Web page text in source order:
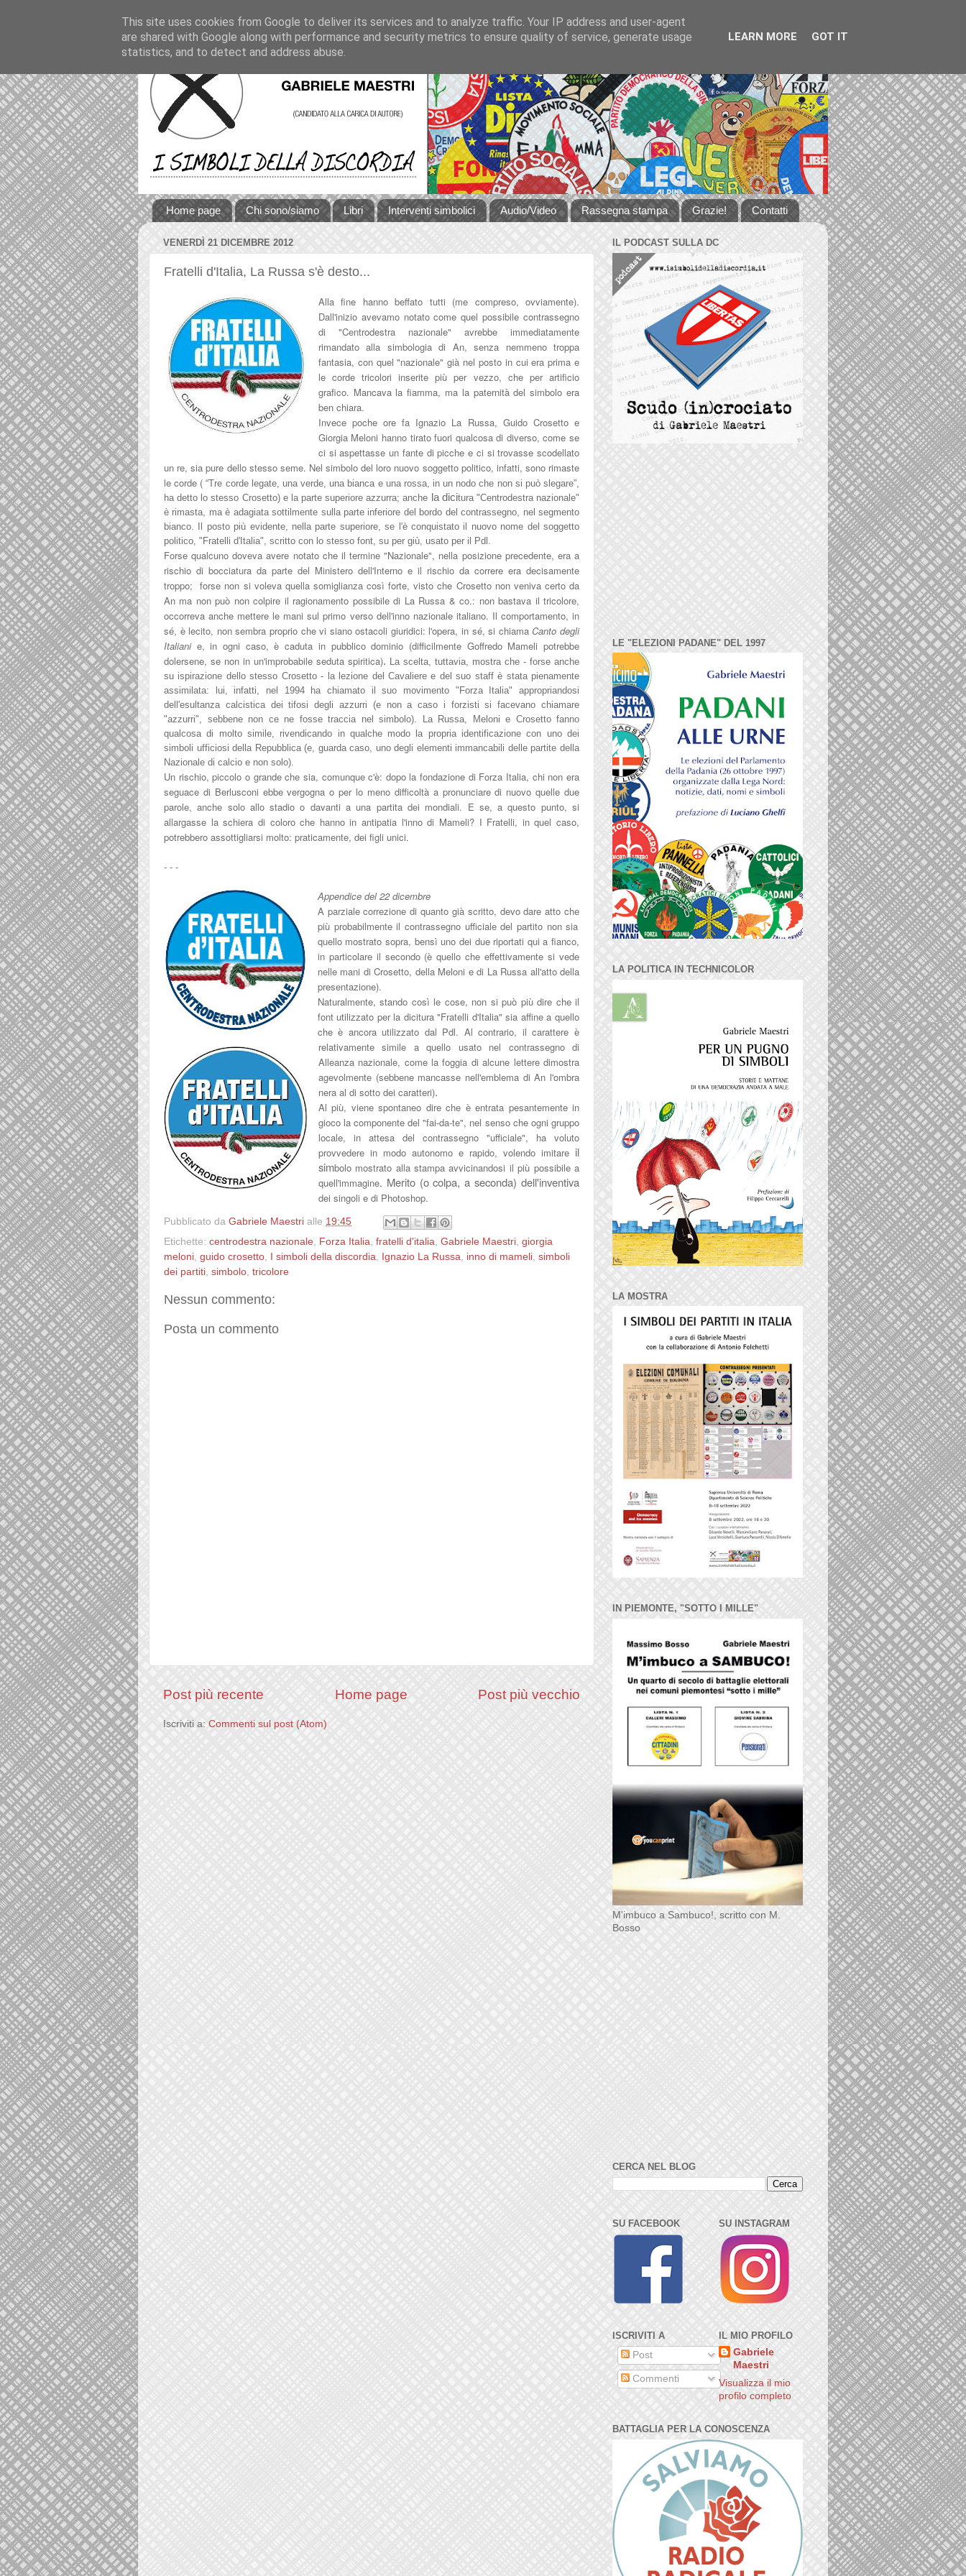
Home page Chi sono/siamo Libri Interventi simbolici Audio/Video Rassegna stampa Grazie! Contatti
VENERDÌ 21 DICEMBRE 2012
Fratelli d'Italia, La Russa s'è desto...
Alla fine hanno beffato tutti (me compreso, ovviamente).
Dall'inizio avevamo notato come quel possibile contrassegno
di "Centrodestra nazionale" avrebbe immediatamente
rimandato alla simbologia di An, senza nemmeno troppa
fantasia, con quel "nazionale" già nel posto in cui era prima e
le corde tricolori inserite più per vezzo, che per artificio
grafico. Mancava la fiamma, ma la paternitàdel simbolo era
ben chiara.
Invece poche ore fa Ignazio La Russa, Guido Crosetto e
Giorgia Meloni hanno tirato fuori qualcosa di diverso, come se
ci si aspettasse un fante di picchee ci si trovassescodellato
un re, sia pure dello stesso seme. Nel simbolo del loro nuovo soggetto politico, infatti, sono rimaste
le corde ( “Tre corde legate, una verde, una bianca e una rossa, in un nodo che non si può slegare”,
ha detto lo stesso Crosetto) e la parte superioreazzurra; anche la dicitura "Centrodestra nazionale"
è rimasta, ma è adagiata sottilmente sulla parte inferiore del bordo del contrassegno, nel segmento
bianco. Il posto più evidente, nella parte superiore, se l'èconquistato il nuovo nome del soggetto
politico, "Fratelli d' Italia", scritto con lo stesso font, su per giù, usato per il Pdl.
Forse qualcuno doveva avere notato che il termine "Nazionale", nella posizione precedente, era a
rischio di bocciatura da parte del Ministero dell'Interno e il rischio da correre era decisamente
troppo; forse non si voleva quella somiglianza così forte, visto che Crosetto non veniva certo da
An ma non può non colpire il ragionamento possibile di La Russa & co.: non bastava il tricolore,
occorreva anche mettere le mani sul primo verso dell'inno nazionale italiano. Il comportamento, in
sé, è lecito, non sembra proprio che vi siano ostacoli giuridici: l'opera, in sé, si chiama Canto degli
Italiani e, in ogni caso, è caduta in pubblico dominio (difficilmente Goffredo Mameli potrebbe
dolersene, se non in un'improbabile seduta spiritica). La scelta, tuttavia, mostra che - forse anche
su ispirazione dello stesso Crosetto - la lezione del Cavalieree del suo staff è stata pienamente
assimil ata: lui, infatti, nel 1994 ha chiamato il suo movimento "Forza Italia" appropriandosi
del l'esultanza calcistica dei tifosi degli azzurri (e non a caso i forzisti si facevano chiamare
"azzurri", sebbene non ce ne fosse traccia nel simbolo). La Russa, Meloni e Crosetto fanno
qualcosa di molto simil e, rivendicando in qualche modo la propria identificazione con uno dei
simboli ufficiosi della Repubblica (e, guarda caso, unodegli elementi immancabili dell e partite della
Nazionale di calcio e non solo).
Un rischio, piccolo o grande che sia, comunque c'è: dopo la fondazione di Forza Italia, chi non era
seguace di Berlusconi ebbe vergogna o per lo meno difficoltà a pronunciare di nuovo quelle due
parole, anche solo allo stadio o davanti a una partita dei mondiali. E se, a questo punto,si
allargasse la schiera di coloro che hanno in antipatia l'inno di Mameli? I Fratelli, in quel caso,
potrebbero assottigliarsi molto: praticamente, dei figli unici.
- - -
Appendicedel 22 dicembre
A parziale correzione di quanto già scritto, devo dare atto che
più probabilmente il contrassegno ufficiale del partito non sia
quello mostrato sopra, bensì uno dei due riportati qui a fianco,
in particolare il secondo (è quello che effettivamente si vede
nelle mani di Crosetto, della Meloni e di La Russa all'atto della
presentazione).
Naturalmente, stando così le cose, non si può più dire che il
font utilizzato per la dicitura "Fratelli d'Italia" sia affine a quello
cheè ancora utilizzato dal Pdl. Al contrario, il carattere è
relativamente simile a quello usato nel contrassegno di
Alleanza nazionale, come la foggia di alcune lettere dimostra
agevolmente (sebbene mancasse nell'emblema di An l'ombra
nera al di sotto dei caratteri).
Al più, viene spontaneo dire che è entrata pesantemente in
gioco la componente del"fai-da-te", nel senso che ogni gruppo
locale, in attesa del contrassegno "ufficiale", ha voluto
provvedere in modo autonomo e rapido, volendo imitare il
simbolo mostrato alla stampa avvicinandosi il più possibile a
quell'immagine. Merito (o colpa, a seconda) dell'inventiva
dei singoli e di Photoshop.
Pubblicato da Gabriele Maestri alle 19:45
Etichette: centrodestra nazionale Forza Italia fratelli d'italia Gabriele Maestri giorgia
meloni guido crosetto I simboli della discordia Ignazio La Russa inno di mameli simboli
dei partiti simbolo tricolore
Nessun commento:
Posta un commento
Post più recente Post più vecchio
Home page
Iscriviti a: Commenti sul post (Atom)
IL PODCAST SULLA DC
LE "ELEZIONI PADANE" DEL 1997
LA POLITICA IN TECHNICOLOR
LA MOSTRA
IN PIEMONTE, "SOTTO I MILLE"
M'imbuco a Sambuco!, scritto con M.
Bosso
CERCA NEL BLOG
SU FACEBOOK
ISCRIVITI A
Post
Commenti
SU INSTAGRAM
IL MIO PROFILO
Gabriele
Maestri
Visualizza il mio
profilo completo
BATTAGLIA PER LA CONOSCENZA
This site uses cookies from Google to deliver its services and to analyze traffic. Your IP address and user-agent
are shared with Google along with performance and security metrics to ensure quality of service, generate usage
statistics, and to detect and address abuse.
LEARN MORE GOT IT